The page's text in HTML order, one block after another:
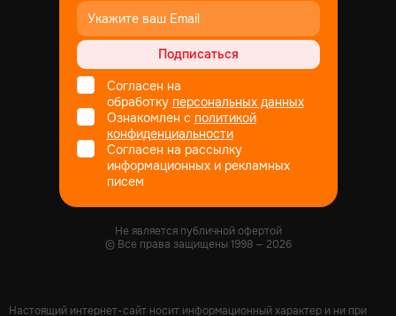
Подписаться
Согласен на
обработку персональных данных
Ознакомлен с политикой
конфиденциальности
Согласен на рассылку
информационных и рекламных
писем
Не является публичной офертой
© Все права защищены1998— 2026
Настоящий интернет-сайт носит информационный характер и ни при